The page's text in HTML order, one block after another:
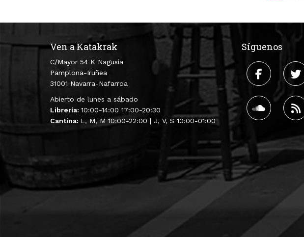
Ven a Katakrak
C/Mayor 54 K Nagusia
Pamplona-Iruñea
31001 Navarra-Nafarroa
Abierto de lunes a sábado
Librería: 10:00-14:00 17:00-20:30
Cantina: L, M, M 10:00-22:00 | J, V, S 10:00-01:00
Síguenos